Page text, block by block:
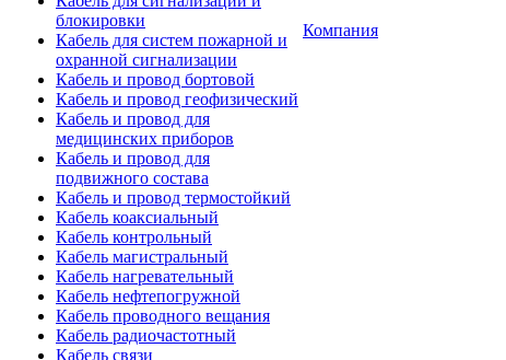
блокировки
Кабель для систем пожарной и
охранной сигнализации
Кабель и провод бортовой
Кабель и провод геофизический
Кабель и провод для
медицинских приборов
Кабель и провод для
подвижного состава
Кабель и провод термостойкий
Кабель коаксиальный
Кабель контрольный
Кабель магистральный
Кабель нагревательный
Кабель нефтепогружной
Кабель проводного вещания
Кабель радиочастотный
Кабель связи
Компания